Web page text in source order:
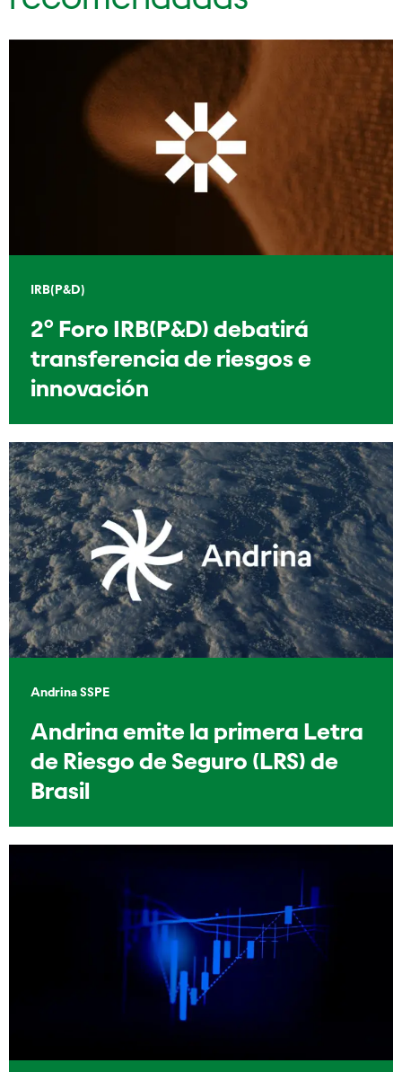
IRB(P&D)
2º Foro IRB(P&D) debatirá
transferencia de riesgos e
innovación
Andrina SSPE
Andrina emite la primera Letra
de Riesgo de Seguro (LRS) de
Brasil